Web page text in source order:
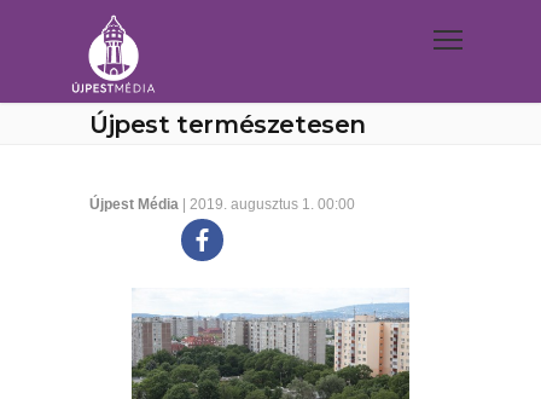
Újpest természetesen
Újpest Média | 2019. augusztus 1. 00:00